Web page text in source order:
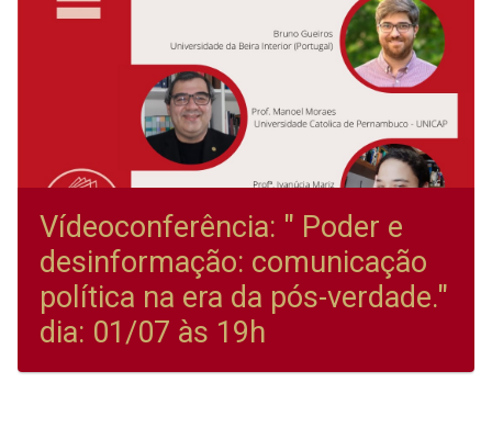
Vídeoconferência: " Poder e
desinformação: comunicação
política na era da pós-verdade."
dia: 01/07 às 19h